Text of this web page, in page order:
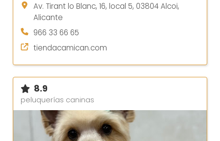
Av. Tirant lo Blanc, 16, local 5, 03804 Alcoi,
Alicante
966 33 66 65
tiendacamican.com
8.9
peluquerías caninas